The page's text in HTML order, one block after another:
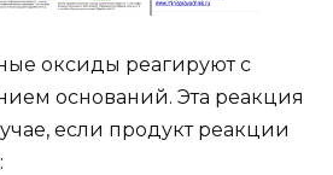
оксиды реагируют с
оснований. Эта реакция
если продукт реакции